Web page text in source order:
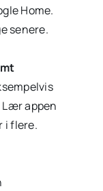
Home.
senere.
appen
i flere.